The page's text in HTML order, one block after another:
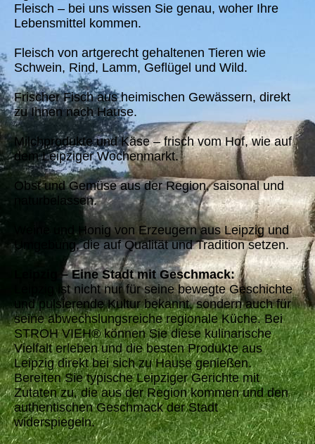
Fleisch – bei uns wissen Sie genau, woher Ihre
Lebensmittel kommen.
Fleisch von artgerecht gehaltenen Tieren wie
Schwein, Rind, Lamm, Geflügel und Wild.
Frischer Fisch aus heimischen Gewässern, direkt
zu Ihnen nach Hause.
Milchprodukte und Käse – frisch vom Hof, wie auf
dem Leipziger Wochenmarkt.
Obst und Gemüse aus der Region, saisonal und
naturbelassen.
Weine und Honig von Erzeugern aus Leipzig und
Umgebung, die auf Qualität und Tradition setzen.
Leipzig – Eine Stadt mit Geschmack:
Leipzig ist nicht nur für seine bewegte Geschichte
und pulsierende Kultur bekannt, sondern auch für
seine abwechslungsreiche regionale Küche. Bei
STROH VIEH® können Sie diese kulinarische
Vielfalt erleben und die besten Produkte aus
Leipzig direkt bei sich zu Hause genießen.
Bereiten Sie typische Leipziger Gerichte mit
Zutaten zu, die aus der Region kommen und den
authentischen Geschmack der Stadt
widerspiegeln.